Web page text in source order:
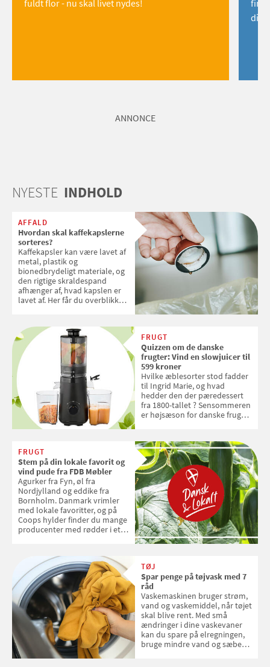
fuldt flor - nu skal livet nydes!
find
dig!
ANNONCE
NYESTE INDHOLD
AFFALD
Hvordan skal kaffekapslerne
sorteres?
Kaffekapsler kan være lavet af
metal, plastik og
bionedbrydeligt materiale, og
den rigtige skraldespand
afhænger af, hvad kapslen er
lavet af. Her får du overblikket
FRUGT
Quizzen om de danske
frugter: Vind en slowjuicer til
599 kroner
Hvilke æblesorter stod fadder
til Ingrid Marie, og hvad
hedder den der pæredessert
fra 1800-tallet ? Sensommeren
er højsæson for danske fruger,
favoritter. Det fejrer Samvirke
med en quiz om alt det danske
frugt, vi elsker. Konkurrencen
slutter fredag d. 18. september
2026
FRUGT
Stem på din lokale favorit og
vind pude fra FDB Møbler
Agurker fra Fyn, øl fra
Nordjylland og eddike fra
Bornholm. Danmark vrimler
med lokale favoritter, og på
Coops hylder finder du mange
producenter med rødder i et
favorit og vinde en pude fra
FDB Møbler til en værdi af 599
kroner
TØJ
Spar penge på tøjvask med 7
råd
Vaskemaskinen bruger strøm,
vand og vaskemiddel, når tøjet
skal blive rent. Med små
ændringer i dine vaskevaner
kan du spare på elregningen,
bruge mindre vand og sæbe